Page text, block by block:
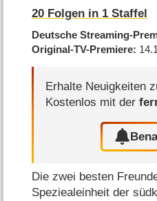
20 Folgen in 1 Staffel
Deutsche Streaming-
Original-TV-Premiere
Erhalte Neuigkeiten
Kostenlos mit der
Die zwei besten
Speziealeinheit der